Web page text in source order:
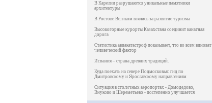
В Карелии разрушаются уникальные памятники
архитектуры
В Ростове Великом взялись за развитие туризма
Высокогорные курорты Казахстана соединит канатная
дорога
Статистика авиакатастроф показывает, что во всем виноват
человеческий фактор
Испания – страна древних традиций.
Куда поехать на севере Подмосковья: гид по
Дмитровскому и Ярославскому направлениям
Ситуация в столичных аэропортах - Домодедово,
Внуково и Шереметьево - постепенно улучшается